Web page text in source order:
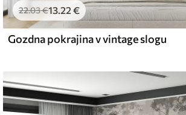
and Stick
49.00€/m²
22.03€13 .22 €
Gozdna pokrajina v vintage slogu